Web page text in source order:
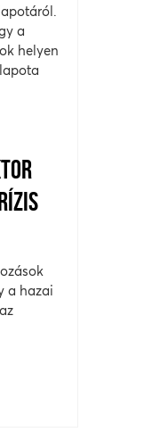
a
helyen
a hazai